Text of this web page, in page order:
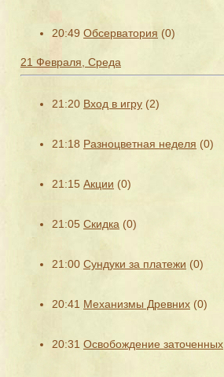
20:49 Обсерватория (0)
21 Февраля, Среда
21:20 Вход в игру (2)
21:18 Разноцветная неделя (0)
21:15 Акции (0)
21:05 Скидка (0)
21:00 Сундуки за платежи (0)
20:41 Механизмы Древних (0)
20:31 Освобождение заточенных